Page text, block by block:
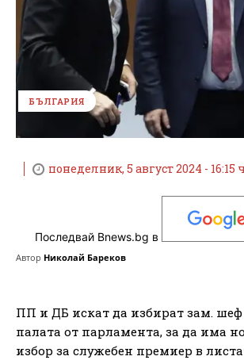
БЪЛГАРИЯ
понеделник, 5 август 2024 - 16:15
Последвай Bnews.bg в
Автор Николай Бареков
ПП и ДБ искат да избират зам.
палата от парламента, за да има
избор за служебен премиер в